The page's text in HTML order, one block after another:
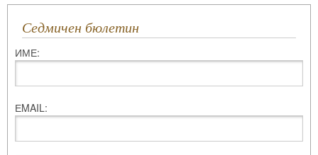
Седмичен бюлетин
ИМЕ:
ЕMAIL: